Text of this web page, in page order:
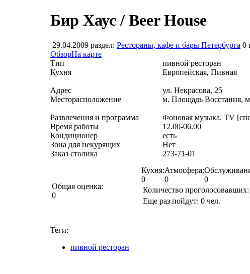
Бир Хаус / Beer House
29.04.2009 раздел: Рестораны, кафе и бары Петербурга 0
ОбзорНа карте
Тип
пивной ресторан
Кухня
Европейская, Пивная
Адрес
ул. Некрасова, 25
Месторасположение
м. Площадь Восстания,
Развлечения и программа
Фоновая музыка. TV
Время работы
12.00-06.00
Кондиционер
есть
Зона для некурящих
Нет
Заказ столика
273-71-01
Общая оценка:
0
Кухня:
0
Атмосфера:
0
0
Количество проголосовавших:
Еще раз пойдут: 0 чел.
Теги:
пивной ресторан